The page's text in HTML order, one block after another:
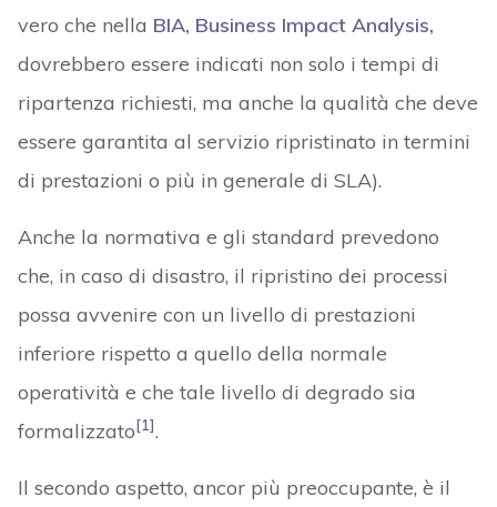
vero che nella BIA, Business Impact Analysis,
dovrebbero essere indicati non solo i tempi di
ripartenza richiesti, ma anche la qualità che deve
essere garantita al servizio ripristinato in termini
di prestazioni o più in generale di SLA).
Anche la normativa e gli standard prevedono
che, in caso di disastro, il ripristino dei processi
possa avvenire con un livello di prestazioni
inferiore rispetto a quello della normale
operatività e che tale livello di degrado sia
formalizzato[1].
Il secondo aspetto, ancor più preoccupante, è il